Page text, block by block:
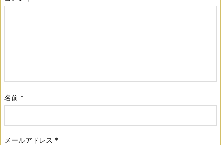
名前 *
メールアドレス *